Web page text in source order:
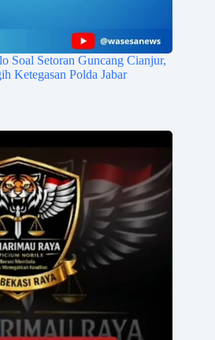
Soal Setoran Guncang Cianjur,
Ketegasan Polda Jabar